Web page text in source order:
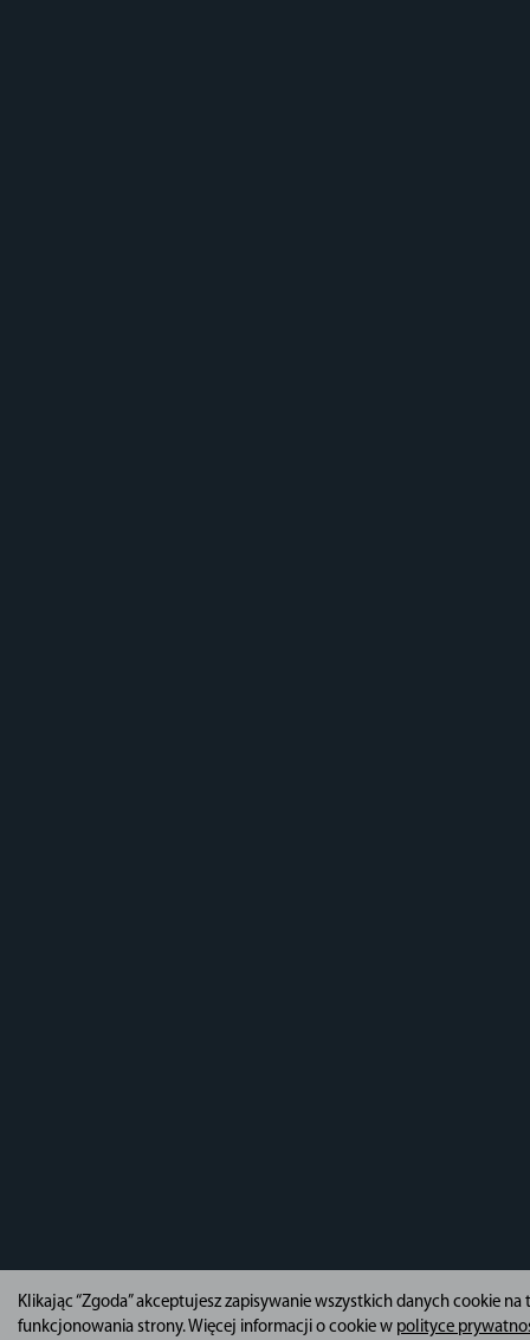
Klikając “Zgoda” akceptujesz zapisywanie wszystkich danych cookie
funkcjonowania strony. Więcej informacji o cookie w polityce